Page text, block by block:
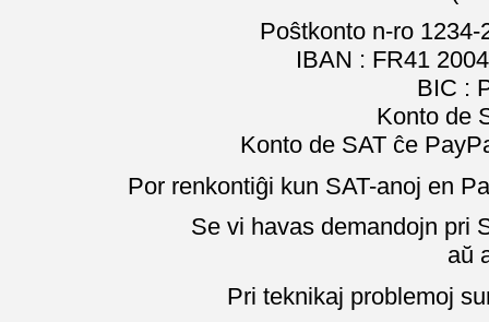
Poŝtkonto n-ro
IBAN : FR41
BIC :
Konto de
Konto de SAT ĉe
Por renkontiĝi kun SAT-anoj en
Se vi havas demandojn pri
aŭ
Pri teknikaj problemoj